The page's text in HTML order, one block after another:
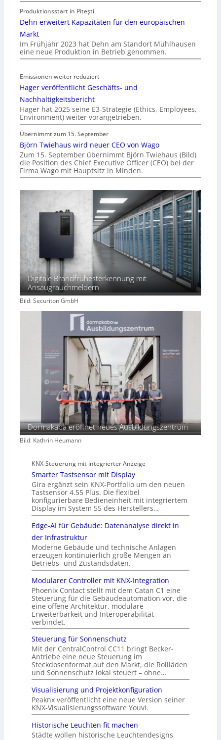
Produktionsstart in Piteşti
Dehn erweitert Kapazitäten für den europäischen
Markt
Im Frühjahr 2023 hat Dehn am Standort Mühlhausen
eine neue Produktion in Betrieb genommen.
Emissionen weiter reduziert
Hager veröffentlicht Geschäfts- und
Nachhaltigkeitsbericht
Hager hat 2025 seine E3-Strategie (Ethics, Employees,
Environment) weiter vorangetrieben.
Übernimmt zum 15. September
Björn Twiehaus wird neuer CEO von Wago
Zum 15. September übernimmt Björn Twiehaus (Bild)
die Position des Chief Executive Officer (CEO) bei der
Firma Wago mit Hauptsitz in Minden.
Digitale Brandfrühesterkennung mit
Ansaugrauchmeldern
Bild: Securiton GmbH
Dormakaba eröffnet neues Ausbildungszentrum
Bild: Kathrin Heumann
KNX-Steuerung mit integrierter Anzeige
Smarter Tastsensor mit Display
Gira ergänzt sein KNX-Portfolio um den neuen
Tastsensor 4.55 Plus. Die flexibel
konfigurierbare Bedieneinheit mit integriertem
Display im System 55 des Herstellers…
Edge-AI für Gebäude: Datenanalyse direkt in
der Infrastruktur
Moderne Gebäude und technische Anlagen
erzeugen kontinuierlich große Mengen an
Betriebs- und Zustandsdaten.
Modularer Controller mit KNX-Integration
Phoenix Contact stellt mit dem Catan C1 eine
Steuerung für die Gebäudeautomation vor, die
eine offene Architektur, modulare
Erweiterbarkeit und Interoperabilität
verbindet.
Steuerung für Sonnenschutz
Mit der CentralControl CC11 bringt Becker-
Antriebe eine neue Steuerung im
Steckdosenformat auf den Markt, die Rollläden
und Sonnenschutz lokal steuert – ohne…
Visualisierung und Projektkonfiguration
Peaknx veröffentlicht eine neue Version seiner
KNX-Visualisierungssoftware Youvi.
Historische Leuchten fit machen
Städte wollen historische Leuchtendesigns